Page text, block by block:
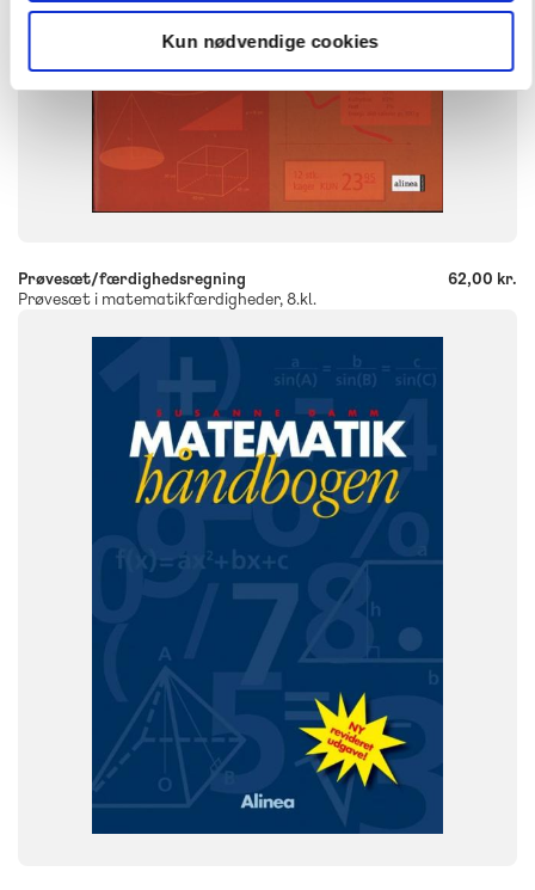
Kun nødvendige cookies
Prøvesæt/færdighedsregning
Prøvesæt i matematikfærdigheder, 8.kl.
62,00 kr.
8. klasse 9. klasse 10. klasse
Flergangsbog
9788723041227
+